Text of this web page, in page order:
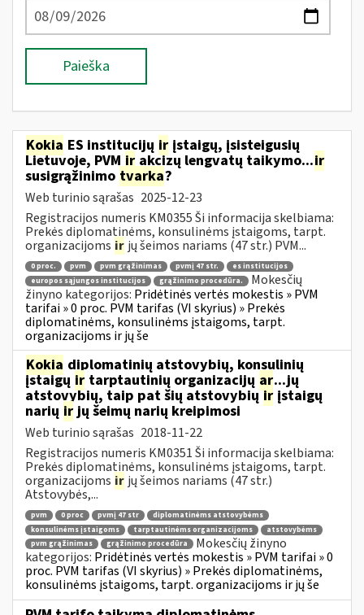
Paieška
Kokia ES institucijų ir įstaigų, įsisteigusių
Lietuvoje, PVM ir akcizų lengvatų taikymo...ir
susigrąžinimo tvarka?
Web turinio sąrašas 2025-12-23
Registracijos numeris KM0355 Ši informacija skelbiama:
Prekės diplomatinėms, konsulinėms įstaigoms, tarpt.
organizacijoms ir jų šeimos nariams (47 str.) PVM...
0 proc. pvm pvm grąžinimas pvmį 47 str.
es institucijos
europos sąjungos institucijos
grąžinimo procedūra.
Mokesčių
žinyno kategorijos: Pridėtinės vertės mokestis » PVM
tarifai » 0 proc. PVM tarifas (VI skyrius) » Prekės
diplomatinėms, konsulinėms įstaigoms, tarpt.
organizacijoms ir jų še
Kokia diplomatinių atstovybių, konsulinių
įstaigų ir tarptautinių organizacijų ar...jų
atstovybių, taip pat šių atstovybiųir įstaigų
narių irjų šeimų narių kreipimosi
Web turinio sąrašas 2018-11-22
Registracijos numeris KM0351 Ši informacija skelbiama:
Prekės diplomatinėms, konsulinėms įstaigoms, tarpt.
organizacijoms ir jų šeimos nariams (47 str.)
Atstovybės,...
pvm 0 proc pvmį 47 str
diplomatinėms atstovybėms
konsulinėms įstaigoms
tarptautinėms organizacijoms
atstovybėms
pvm grąžinimas
grąžinimo procedūra
Mokesčių žinyno
kategorijos: Pridėtinės vertės mokestis » PVM tarifai » 0
proc. PVM tarifas (VI skyrius) » Prekės diplomatinėms,
konsulinėms įstaigoms, tarpt. organizacijoms ir jų še